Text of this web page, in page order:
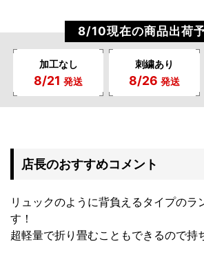
8/10現在の商品出荷
加工なし
8/21 発送
刺繍あり
8/26 発送
店長のおすすめコメント
リュックのように背負えるタイプのラ
す！
超軽量で折り畳むこともできるので持